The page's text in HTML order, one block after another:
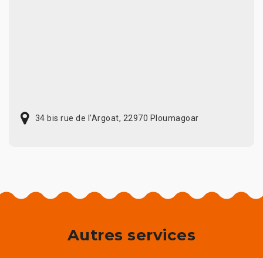
34 bis rue de l'Argoat, 22970 Ploumagoar
Autres services